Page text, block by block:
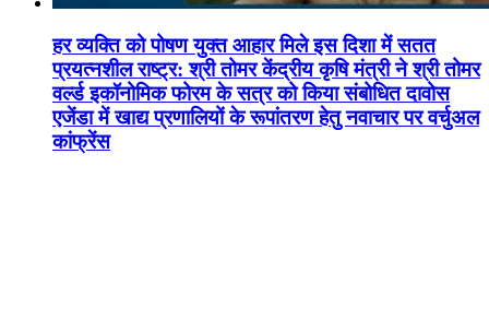
हर व्यक्ति को पोषण युक्त आहार मिले इस दिशा में सतत
प्रयत्नशील राष्ट्र: श्री तोमर केंद्रीय कृषि मंत्री ने श्री तोमर
वर्ल्ड इकॉनोमिक फोरम के सत्र को किया संबोधित दावोस
एजेंडा में खाद्य प्रणालियों के रूपांतरण हेतु नवाचार पर वर्चुअल
कांफ्रेंस